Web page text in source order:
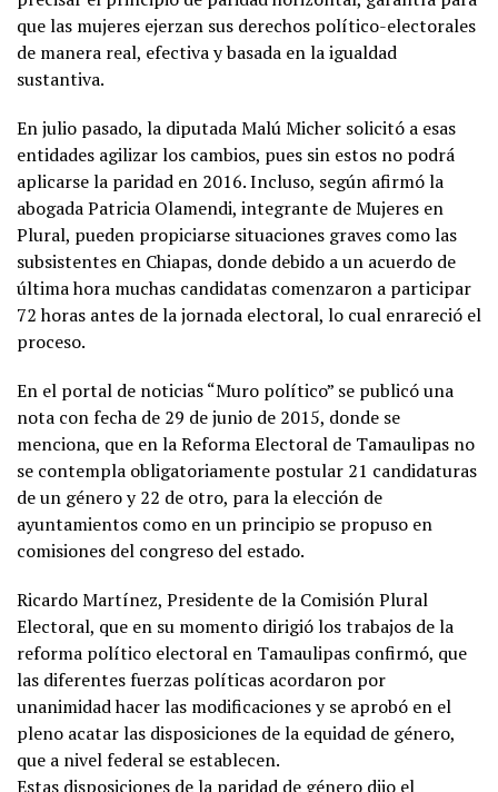
que las mujeres ejerzan sus derechos político-electorales
de manera real, efectiva y basada en la igualdad
sustantiva.
En julio pasado, la diputada Malú Micher solicitó a esas
entidades agilizar los cambios, pues sin estos no podrá
aplicarse la paridad en 2016. Incluso, según afirmó la
abogada Patricia Olamendi, integrante de Mujeres en
Plural, pueden propiciarse situaciones graves como las
subsistentes en Chiapas, donde debido a un acuerdo de
última hora muchas candidatas comenzaron a participar
72 horas antes de la jornada electoral, lo cual enrareció el
proceso.
En el portal de noticias “Muro político” se publicó una
nota con fecha de 29 de junio de 2015, donde se
menciona, que en la Reforma Electoral de Tamaulipas no
se contempla obligatoriamente postular 21 candidaturas
de un género y 22 de otro, para la elección de
ayuntamientos como en un principio se propuso en
comisiones del congreso del estado.
Ricardo Martínez, Presidente de la Comisión Plural
Electoral, que en su momento dirigió los trabajos de la
reforma político electoral en Tamaulipas confirmó, que
las diferentes fuerzas políticas acordaron por
unanimidad hacer las modificaciones y se aprobó en el
pleno acatar las disposiciones de la equidad de género,
que a nivel federal se establecen.
Estas disposiciones de la paridad de género dijo el